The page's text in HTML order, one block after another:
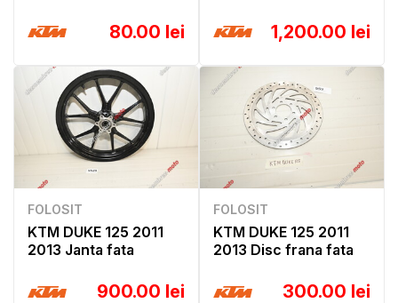
80.00 lei 1,200.00 lei
FOLOSIT
KTM DUKE 125 2011
2013 Janta fata
900.00 lei
FOLOSIT
KTM DUKE 125 2011
2013 Disc frana fata
300.00 lei